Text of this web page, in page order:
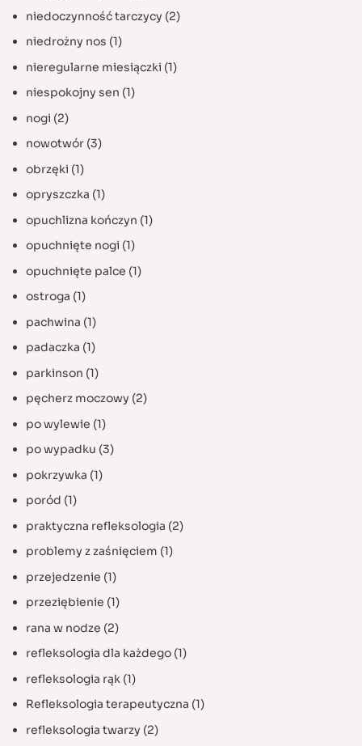
niedoczynność tarczycy (2)
niedrożny nos (1)
nieregularne miesiączki (1)
niespokojny sen (1)
nogi (2)
nowotwór(3)
obrzęki (1)
opryszczka (1)
opuchlizna kończyn (1)
opuchnięte nogi (1)
opuchnięte palce (1)
ostroga (1)
pachwina (1)
padaczka (1)
parkinson (1)
pęcherz moczowy (2)
po wylewie (1)
po wypadku (3)
pokrzywka (1)
poród (1)
praktyczna refleksologia (2)
problemy z zaśnięciem (1)
przejedzenie (1)
przeziębienie (1)
rana w nodze (2)
refleksologia dla każdego(1)
refleksologia rąk(1)
Refleksologia terapeutyczna (1)
refleksologia twarzy (2)